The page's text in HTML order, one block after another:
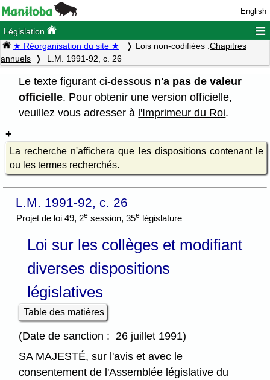
English
Législation ≡
★ Réorganisation du site ★ Lois non-codifiées :Chapitres
annuels
L.M. 1991-92, c. 26
Le texte figurant ci-dessous n'a pas de valeur
officielle. Pour obtenir une version officielle,
veuillez vous adresser à l'Imprimeur du Roi.
La recherche n'affichera que les dispositions contenant le
ou les termes recherchés.
L.M. 1991-92, c. 26
Projet de loi 49, 2e session, 35e législature
Loi sur les collèges et modifiant
diverses dispositions
législatives
Table des matières
(Date de sanction : 26 juillet 1991)
SA MAJESTÉ, sur l'avis et avec le
consentement de l'Assemblée législative du